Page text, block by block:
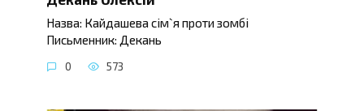
Назва: Кайдашева сім`я проти зомбі
Письменник: Декань
0 573